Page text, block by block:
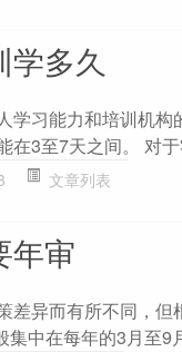
学多久
学习能力和培训机
在3至7天之间。 对
文章列表
年审
差异而有所不同，
集中在每年的3月至9